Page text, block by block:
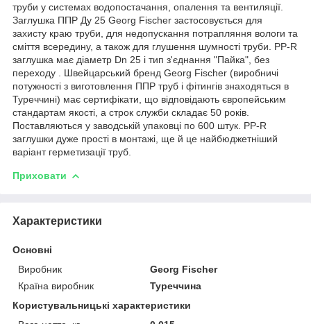
труби у системах водопостачання, опалення та вентиляції.
Заглушка ППР Ду 25 Georg Fischer застосовується для
захисту краю труби, для недопускання потрапляння вологи та
сміття всередину, а також для глушення шумності труби. PP-R
заглушка має діаметр Dn 25 і тип з'єднання "Пайка", без
переходу . Швейцарський бренд Georg Fischer (виробничі
потужності з виготовлення ППР труб і фітингів знаходяться в
Туреччині) має сертифікати, що відповідають європейським
стандартам якості, а строк служби складає 50 років.
Поставляються у заводській упаковці по 600 штук. PP-R
заглушки дуже прості в монтажі, ще й це найбюджетніший
варіант герметизації труб.
Приховати
Характеристики
Основні
Виробник
Georg Fischer
Країна виробник
Туреччина
Користувальницькі характеристики